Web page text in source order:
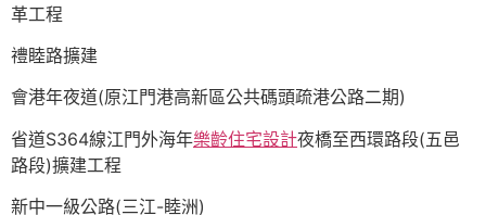
革工程
禮睦路擴建
會港年夜道(原江門港高新區公共碼頭疏港公路二期)
省道S364線江門外海年樂齡住宅設計夜橋至西環路段(五邑
路段)擴建工程
新中一級公路(三江-睦洲)